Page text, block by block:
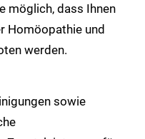
möglich, dass Ihnen
Homöopathie und
werden.
sowie